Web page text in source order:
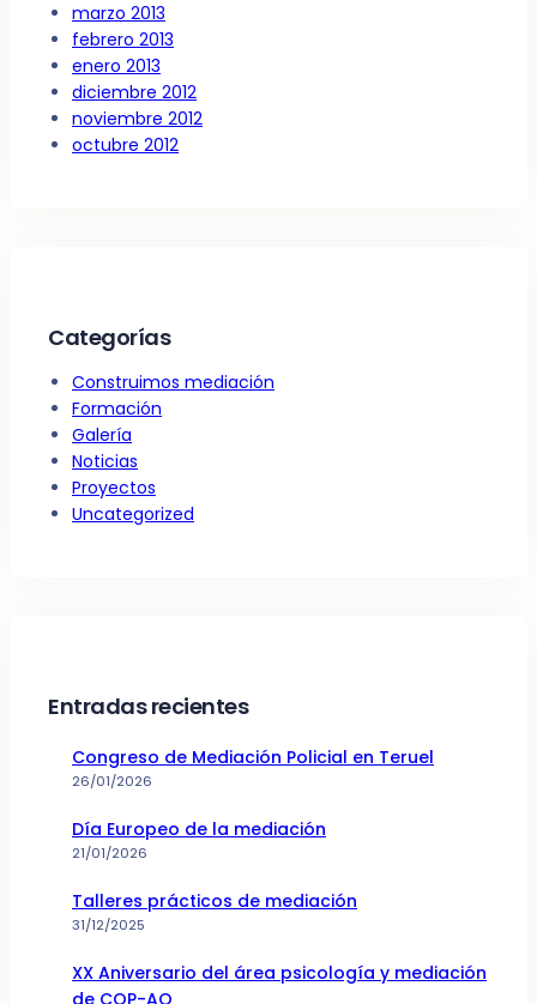
marzo 2013
febrero 2013
enero 2013
diciembre 2012
noviembre 2012
octubre 2012
Categorías
Construimos mediación
Formación
Galería
Noticias
Proyectos
Uncategorized
Entradas recientes
Congreso de Mediación Policial en Teruel
26/01/2026
Día Europeo de la mediación
21/01/2026
Talleres prácticos de mediación
31/12/2025
XX Aniversario del área psicología y mediación
de COP-AO